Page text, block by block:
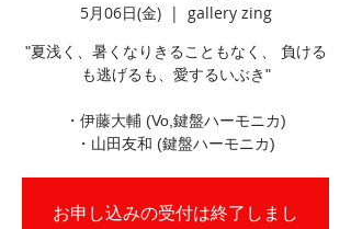
5月06日(金)
  |
gallery zing
"夏浅く、暑くなりきることもなく、 負ける
も逃げるも、愛するいぶき"
・伊藤大輔 (Vo,鍵盤ハーモニカ)
・山田友和 (鍵盤ハーモニカ)
お申し込みの受付は終了しまし